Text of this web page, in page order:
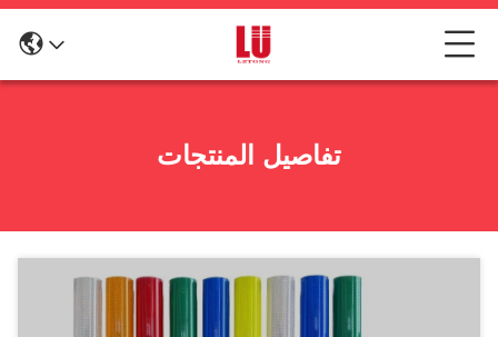
تفاصيل المنتجات